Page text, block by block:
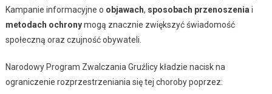
Kampanie informacyjne o objawach, sposobach przenoszenia i
metodach ochronymogą znacznie zwiększyć świadomość
społeczną oraz czujność obywateli.
Narodowy Program Zwalczania Gruźlicy kładzie nacisk na
ograniczenie rozprzestrzeniania się tej choroby poprzez: